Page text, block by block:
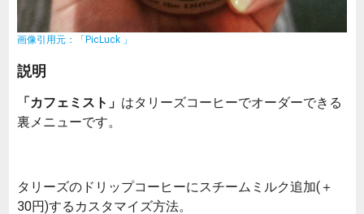
画像引用元：「PicLuck 」
説明
「カフェミスト」 はタリーズコーヒーでオーダーできる
裏メニューです。
タリーズのドリップコーヒーにスチームミルク追加(＋
30円)するカスタマイズ方法。